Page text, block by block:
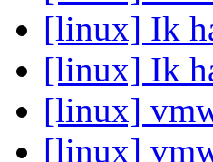
[linux] Ik
[linux] Ik
[linux]
[linux]